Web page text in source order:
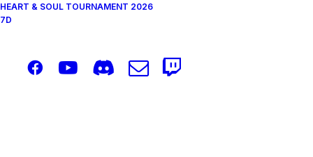
HEART & SOUL TOURNAMENT 2026
7D